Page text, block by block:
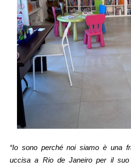
“Io sono perché noi siamo è una
uccisa a Rio de Janeiro per il suo